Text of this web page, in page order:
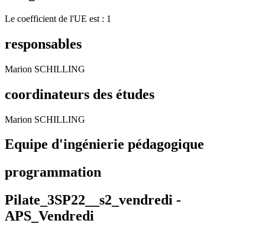
Le coefficient de l'UE est : 1
responsables
Marion SCHILLING
coordinateurs des études
Marion SCHILLING
Equipe d'ingénierie pédagogique
programmation
Pilate_3SP22__s2_vendredi -
APS_Vendredi